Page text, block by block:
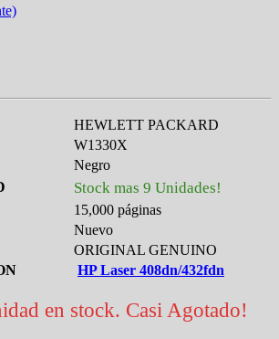
HEWLETT PACKARD
W1330X
Negro
Stock mas 9 Unidades!
15,000 páginas
Nuevo
ORIGINAL GENUINO
HP Laser 408dn/432fdn
en stock. Casi Agotado!